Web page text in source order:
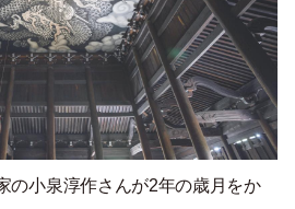
の小泉淳作さんが2年の歳月をか